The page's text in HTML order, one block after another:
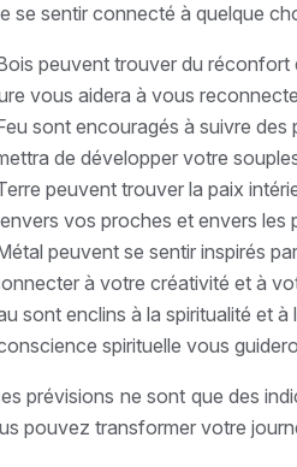
se sentir connecté à quelque
peuvent trouver du réconfort
vous aidera à vous
sont encouragés à suivre
de développer votre
peuvent trouver la paix
vos proches et envers les
peuvent se sentir inspirés
à votre créativité et à
sont enclins à la spiritualité et
spirituelle vous
prévisions ne sont que des
pouvez transformer votre